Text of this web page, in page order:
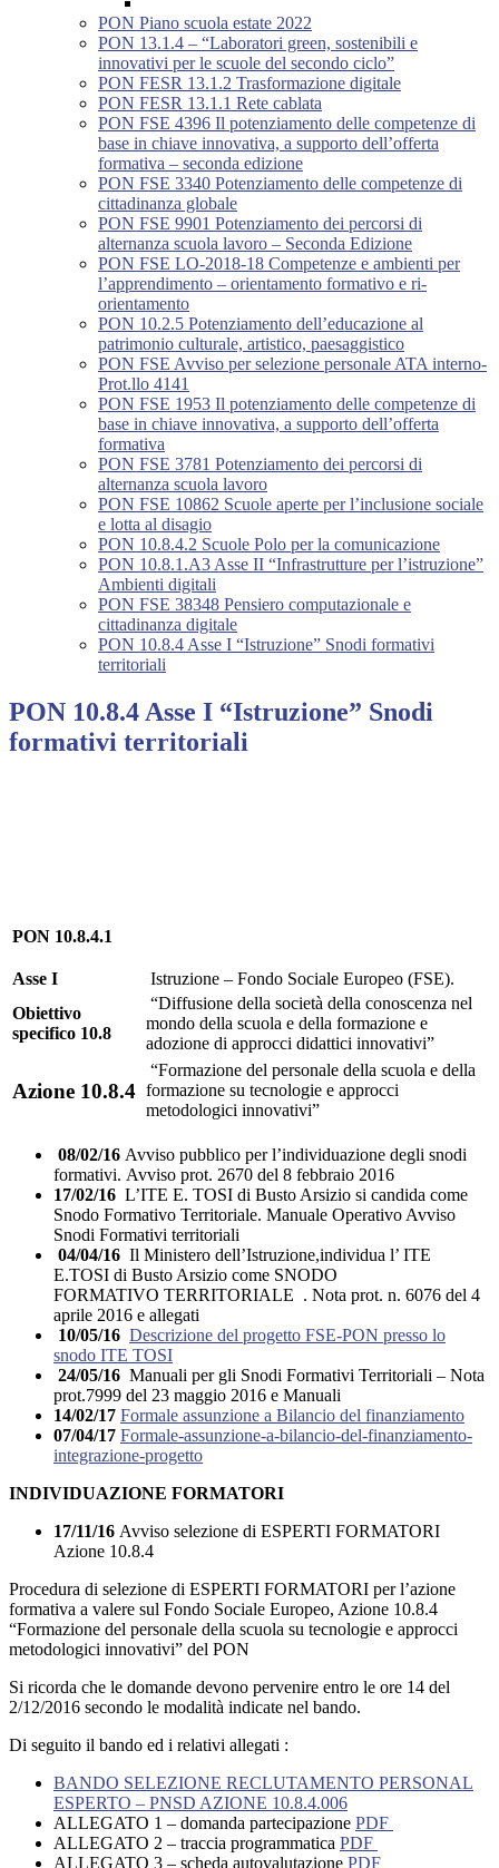
PON Piano scuola estate 2022
PON 13.1.4 – “Laboratori green, sostenibili e
innovativi per le scuole del secondo ciclo”
PON FESR 13.1.2 Trasformazione digitale
PON FESR 13.1.1 Rete cablata
PON FSE 4396 Il potenziamento delle competenze di
base in chiave innovativa, a supporto dell’offerta
formativa – seconda edizione
PON FSE 3340 Potenziamento delle competenze di
cittadinanza globale
PON FSE 9901 Potenziamento dei percorsi di
alternanza scuola lavoro – Seconda Edizione
PON FSE LO-2018-18 Competenze e ambienti per
l’apprendimento – orientamento formativo e ri-
orientamento
PON 10.2.5 Potenziamento dell’educazione al
patrimonio culturale, artistico, paesaggistico
PON FSE Avviso per selezione personale ATA interno-
Prot.llo 4141
PON FSE 1953 Il potenziamento delle competenze di
base in chiave innovativa, a supporto dell’offerta
formativa
PON FSE 3781 Potenziamento dei percorsi di
alternanza scuola lavoro
PON FSE 10862 Scuole aperte per l’inclusione sociale
e lotta al disagio
PON 10.8.4.2 Scuole Polo per la comunicazione
PON 10.8.1.A3 Asse II “Infrastrutture per l’istruzione”
Ambienti digitali
PON FSE 38348 Pensiero computazionale e
cittadinanza digitale
PON 10.8.4 Asse I “Istruzione” Snodi formativi
territoriali
PON 10.8.4 Asse I “Istruzione” Snodi
formativi territoriali
PON 10.8.4.1
Asse I
Istruzione – Fondo Sociale Europeo (FSE).
Obiettivo
specifico 10.8
“Diffusione della società della conoscenza nel
mondo della scuola e della formazione e
adozione di approcci didattici innovativi”
Azione 10.8.4
“Formazione del personale della scuola e della
formazione su tecnologie e approcci
metodologici innovativi”
08/02/16 Avviso pubblico per l’individuazione degli snodi
formativi. Avviso prot. 2670 del 8 febbraio 2016
17/02/16 L’ITE E. TOSI di Busto Arsizio si candida come
Snodo Formativo Territoriale. Manuale Operativo Avviso
Snodi Formativi territoriali
04/04/16 Il Ministero dell’Istruzione,individua l’ ITE
E.TOSI di Busto Arsizio come SNODO
FORMATIVO TERRITORIALE . Nota prot. n. 6076 del 4
aprile 2016 e allegati
10/05/16 Descrizione del progetto FSE-PON presso lo
snodo ITE TOSI
24/05/16 Manuali per gli Snodi Formativi Territoriali – Nota
prot.7999 del 23 maggio 2016 e Manuali
14/02/17 Formale assunzione a Bilancio del finanziamento
07/04/17 Formale-assunzione-a-bilancio-del-finanziamento-
integrazione-progetto
INDIVIDUAZIONE FORMATORI
17/11/16 Avviso selezione di ESPERTI FORMATORI
Azione 10.8.4
Procedura di selezione di ESPERTI FORMATORI per l’azione
formativa a valere sul Fondo Sociale Europeo, Azione 10.8.4
“Formazione del personale della scuola su tecnologie e approcci
metodologici innovativi” del PON
Si ricorda che le domande devono pervenire entro le ore 14 del
2/12/2016 secondo le modalità indicate nel bando.
Di seguito il bando ed i relativi allegati :
BANDO SELEZIONE RECLUTAMENTO PERSONAL
ESPERTO – PNSD AZIONE 10.8.4.006
ALLEGATO 1 – domanda partecipazione PDF
ALLEGATO 2 – traccia programmatica PDF
ALLEGATO 3 – scheda autovalutazione PDF